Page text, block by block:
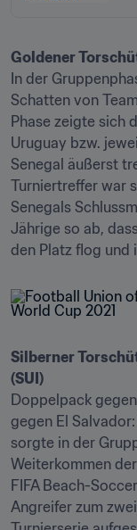
In der
Schatten von
Phase zeigte sich
Uruguay bzw.
Senegal äußerst
Turniertreffer war
Senegals
Jährige so ab,
den Platz flog und
Silberner
Doppelpack
gegen El
sorgte in der
Weiterkommen der
FIFA Beach-
Angreifer zum